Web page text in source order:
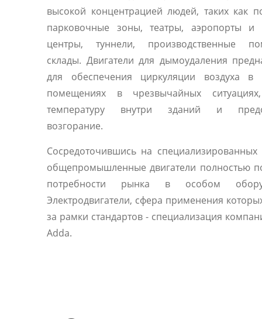
высокой концентрацией людей, таких как
парковочные зоны, театры, аэропорты и
центры, туннели, производственные
склады. Двигатели для дымоудаления
для обеспечения циркуляции воздуха в
помещениях в чрезвычайных
температуру внутри зданий и
возгорание.
Сосредоточившись на специализированных
общепромышленные двигатели полностью
потребности рынка в особом
Электродвигатели, сфера применения
за рамки стандартов - специализация
Adda.